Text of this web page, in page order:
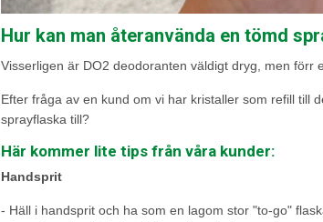
Hur kan man återanvända en tömd
Visserligen är DO2 deodoranten väldigt dryg, men
Efter fråga av en kund om vi har kristaller som refill till
sprayflaska till?
Här kommer lite tips från våra kunder:
Handsprit
- Häll i handsprit och ha som en lagom stor "to-go"